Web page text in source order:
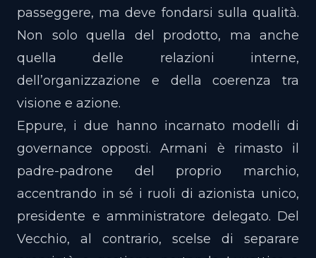
passeggere, ma deve fondarsi sulla qualità.
Non solo quella del prodotto, ma anche
quella delle relazioni interne,
dell’organizzazione e della coerenza tra
visione e azione.
Eppure, i due hanno incarnato modelli di
governance opposti. Armani è rimasto il
padre-padrone del proprio marchio,
accentrando in sé i ruoli di azionista unico,
presidente e amministratore delegato. Del
Vecchio, al contrario, scelse di separare